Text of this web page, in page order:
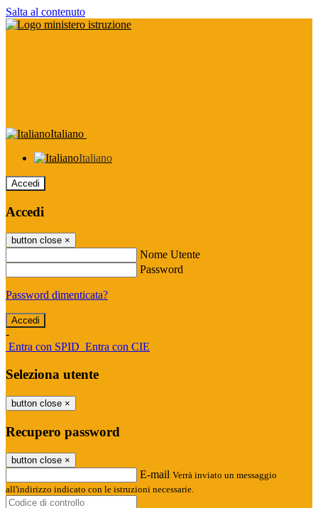
Salta al contenuto
Italiano
Italiano
Accedi
Accedi
button close ×
Nome Utente
Password
Password dimenticata?
-
Entra con SPID Entra con CIE
Seleziona utente
button close ×
Recupero password
button close ×
E-mail Verrà inviato un messaggio
all'indirizzo indicato con le istruzioni necessarie.